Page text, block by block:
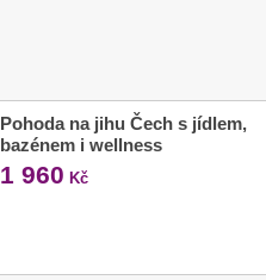
Pohoda na jihu Čech s jídlem,
bazénem i wellness
1 960 Kč